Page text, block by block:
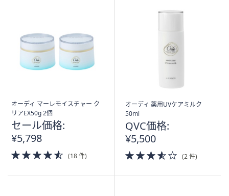
オーディ マーレモイスチャー ク
リアEX50g 2個
セール価格:
¥5,798
4.5
of
(18 件)
オーディ 薬用UVケアミルク
50ml
QVC価格:
¥5,500
3.5
of
(2 件)